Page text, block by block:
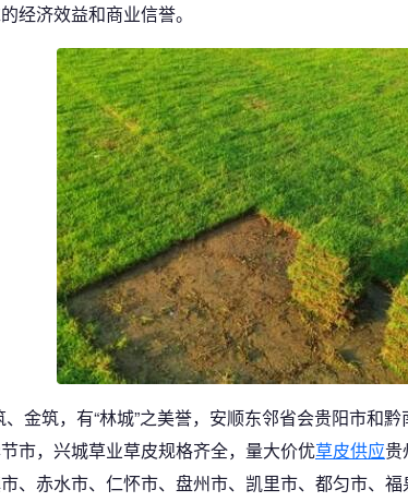
经济效益和商业信誉。
金筑，有“林城”之美誉，安顺东邻省会贵阳市和
市，兴城草业草皮规格齐全，量大价优草皮供应贵
、赤水市、仁怀市、盘州市、凯里市、都匀市、